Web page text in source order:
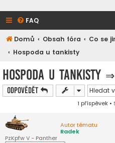
FAQ
Domů Obsah fóra
Co se
Hospoda u tankisty
Hospoda u tankisty ⇒
Odpovědět
1 příspěvek •
Autor tématu
Radek
PzKpfw V - Panther